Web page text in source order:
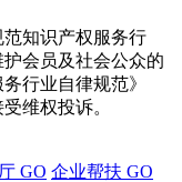
知识产权服务行
会员及社会公众的
行业自律规范》
维权投诉。
GO 企业帮扶 GO